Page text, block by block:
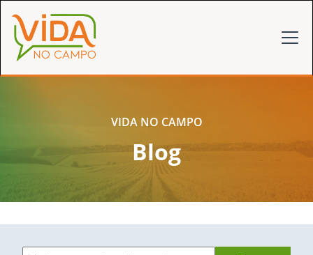
VIDA NO CAMPO
Blog